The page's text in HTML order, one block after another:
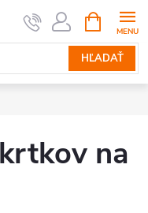
HĽADAŤ
KOŠÍK
na